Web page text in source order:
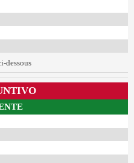
dessous